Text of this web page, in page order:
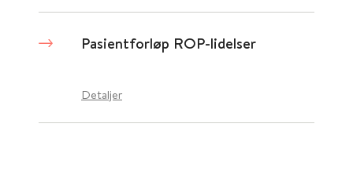
Pasientforløp ROP-lidelser
Detaljer